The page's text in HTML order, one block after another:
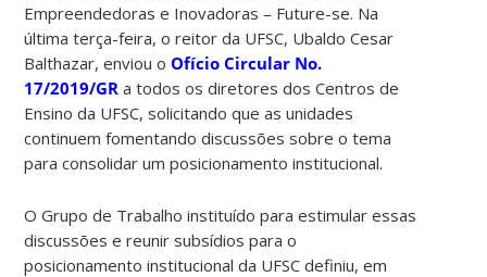
Empreendedoras e Inovadoras – Future-se. Na
última terça-feira, o reitor da UFSC, Ubaldo Cesar
Balthazar, enviou oOfício Circular No.
17/2019/GR a todos os diretores dos Centros de
Ensino da UFSC, solicitando que as unidades
continuem fomentando discussões sobre o tema
para consolidar um posicionamento institucional.
O Grupo de Trabalho instituído para estimular essas
discussões e reunir subsídios para o
posicionamento institucional da UFSC definiu, em